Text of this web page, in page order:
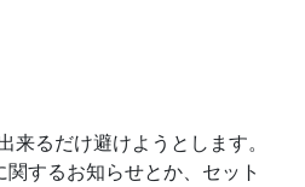
るだけ避けようとします。
するお知らせとか、セット